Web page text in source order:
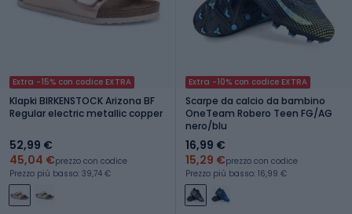
Extra -15% con codice EXTRA
Klapki BIRKENSTOCK Arizona BF
Regular electric metallic copper
52,99 €
45,04 €prezzo con codice
Prezzo più basso: 39,74 €
Extra -10% con codice EXTRA
Scarpe da calcio da bambino
OneTeam Robero Teen FG/AG
nero/blu
16,99 €
15,29 €prezzo con codice
Prezzo più basso: 16,99 €